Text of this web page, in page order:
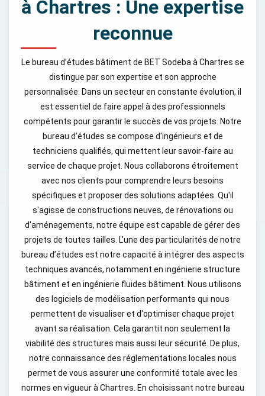
à Chartres : Une expertise
reconnue
Le bureau d’études bâtiment de BET Sodeba à Chartres se
distingue par son expertise et son approche
personnalisée. Dans un secteur en constante évolution, il
est essentiel de faire appel à des professionnels
compétents pour garantir le succès de vos projets. Notre
bureau d’études se compose d'ingénieurs et de
techniciens qualifiés, qui mettent leur savoir-faire au
service de chaque projet. Nous collaborons étroitement
avec nos clients pour comprendre leurs besoins
spécifiques et proposer des solutions adaptées. Qu'il
s'agisse de constructions neuves, de rénovations ou
d'aménagements, notre équipe est capable de gérer des
projets de toutes tailles. L'une des particularités de notre
bureau d’études est notre capacité à intégrer des aspects
techniques avancés, notamment en ingénierie structure
bâtiment et en ingénierie fluides bâtiment. Nous utilisons
des logiciels de modélisation performants qui nous
permettent de visualiser et d'optimiser chaque projet
avant sa réalisation. Cela garantit non seulement la
viabilité des structures mais aussi leur sécurité. De plus,
notre connaissance des réglementations locales nous
permet de vous assurer une conformité totale avec les
normes en vigueur à Chartres. En choisissant notre bureau